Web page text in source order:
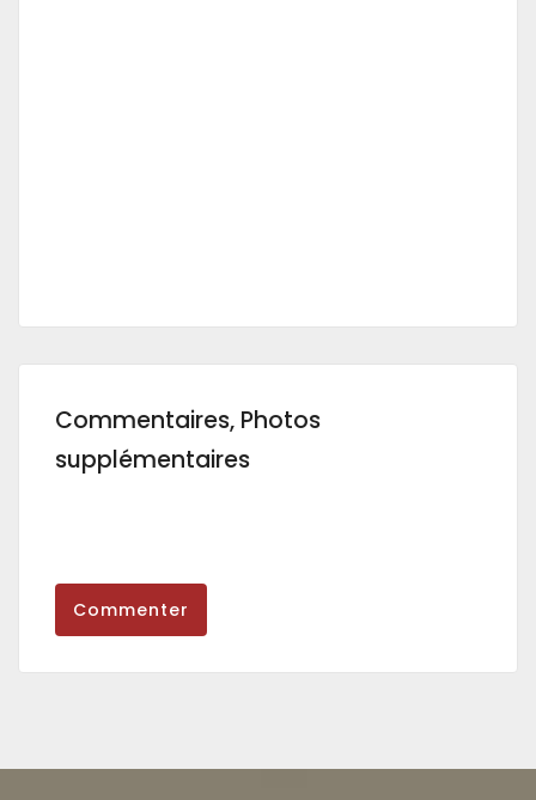
Commentaires, Photos
supplémentaires
Commenter